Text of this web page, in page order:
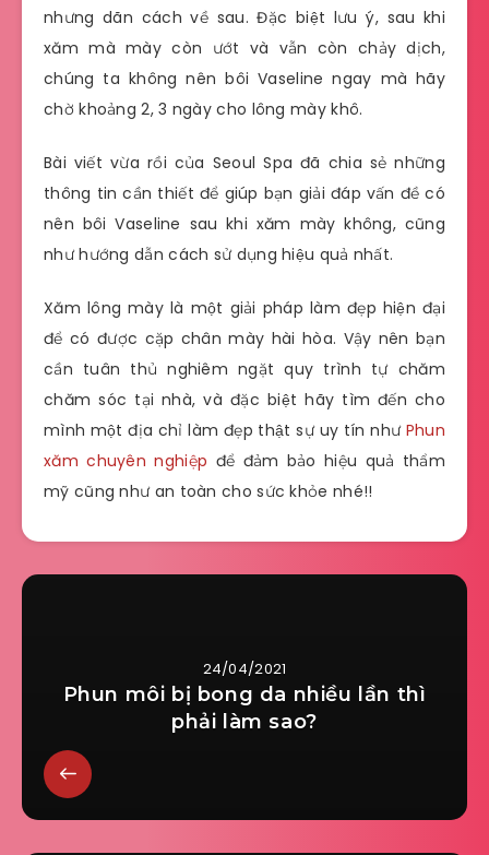
nhưng dãn cách về sau. Đặc biệt lưu ý, sau khi
xăm mà mày còn ướt và vẫn còn chảy dịch,
chúng ta không nên bôi Vaseline ngay mà hãy
chờ khoảng 2, 3 ngày cho lông mày khô.
Bài viết vừa rồi của Seoul Spa đã chia sẻ những
thông tin cần thiết để giúp bạn giải đáp vấn đề có
nên bôi Vaseline sau khi xăm mày không, cũng
như hướng dẫn cách sử dụng hiệu quả nhất.
Xăm lông mày là một giải pháp làm đẹp hiện đại
để có được cặp chân mày hài hòa. Vậy nên bạn
cần tuân thủ nghiêm ngặt quy trình tự chăm
chăm sóc tại nhà, và đặc biệt hãy tìm đến cho
mình một địa chỉ làm đẹp thật sự uy tín như Phun
xăm chuyên nghiệp để đảm bảo hiệu quả thẩm
mỹ cũng như an toàn cho sức khỏe nhé!!
24/04/2021
Phun môi bị bong da nhiều lần thì
phải làm sao?